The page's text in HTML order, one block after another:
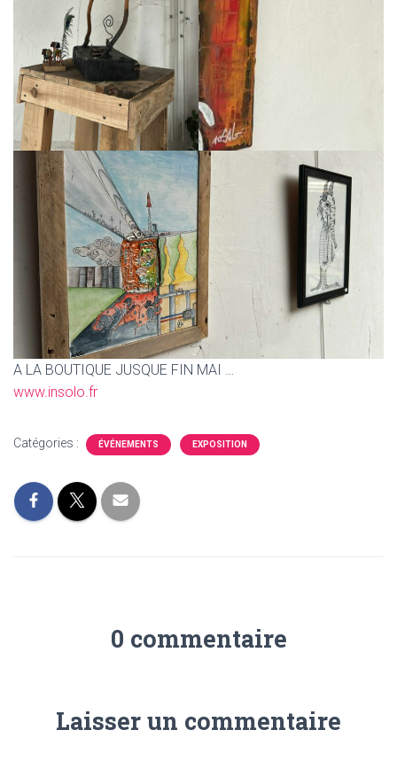
A LA BOUTIQUE JUSQUE FIN MAI …
www.insolo.fr
Catégories : ÉVÉNEMENTS EXPOSITION
0 commentaire
Laisser un commentaire